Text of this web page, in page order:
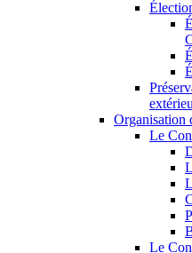
Organisation
Le
Le